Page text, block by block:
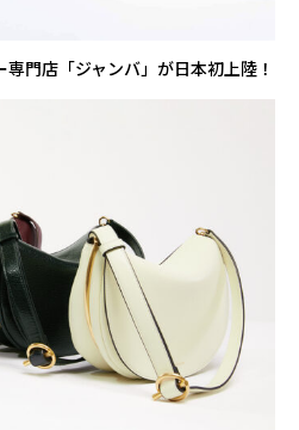
門店「ジャンバ」が日本初上陸！